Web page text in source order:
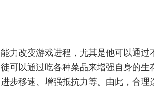
力改变游戏进程，尤其是他可以通过
可以通过吃各种菜品来增强自身的生
步移速、增强抵抗力等。由此，合理